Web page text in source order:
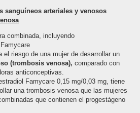
sanguíneos arteriales y venosos
combinada, incluyendo
el riesgo de una mujer de desarrollar un
(trombosis venosa), comparado con
anticonceptivas.
Famycare 0,15 mg/0,03 mg, tiene
una trombosis venosa que las mujeres
que contienen el progestágeno